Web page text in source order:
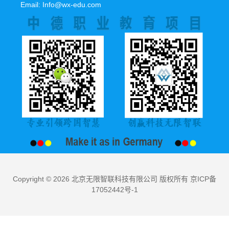
Email: Info@wx-edu.com
Copyright © 2026 北京无限智联科技有限公司 版权所有 京ICP备
17052442号-1